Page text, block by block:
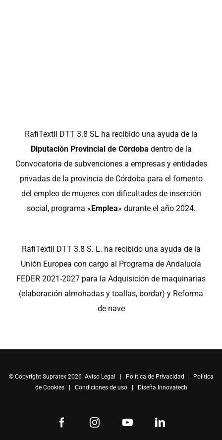
RafiTextil DTT 3.8 SL ha recibido una ayuda de la
Diputación Provincial de Córdoba dentro de la
Convocatoria de subvenciones a empresas y entidades
privadas de la provincia de Córdoba para el fomento
del empleo de mujeres con dificultades de inserción
social, programa «Emplea» durante el año 2024.
RafiTextil DTT 3.8 S. L. ha recibido una ayuda de la
Unión Europea con cargo al Programa de Andalucía
FEDER 2021-2027 para la Adquisición de maquinarias
(elaboración almohadas y toallas, bordar) y Reforma
de nave
© Copyright Supratex 2026 Aviso Legal | Política de Privacidad |
Política
de Cookies| Condiciones de uso| Diseña Innovatech